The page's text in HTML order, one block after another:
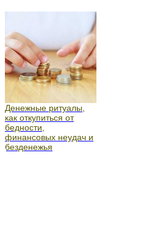
Денежные ритуалы,
как откупиться от
бедности,
финансовых неудач и
безденежья